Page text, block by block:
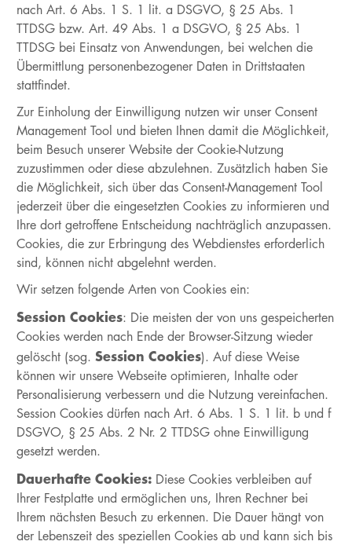
nach Art. 6 Abs. 1 S. 1 lit. a DSGVO, § 25 Abs. 1
TTDSG bzw. Art. 49 Abs. 1 a DSGVO, § 25 Abs. 1
TTDSG bei Einsatz von Anwendungen, bei welchen die
Übermittlung personenbezogener Daten in Drittstaaten
stattfindet.
Zur Einholung der Einwilligung nutzen wir unser Consent
Management Tool und bieten Ihnen damit die Möglichkeit,
beim Besuch unserer Website der Cookie-Nutzung
zuzustimmen oder diese abzulehnen. Zusätzlich haben Sie
die Möglichkeit, sich über das Consent-Management Tool
jederzeit über die eingesetzten Cookies zu informieren und
Ihre dort getroffene Entscheidung nachträglich anzupassen.
Cookies, die zur Erbringung des Webdienstes erforderlich
sind, können nicht abgelehnt werden.
Wir setzen folgende Arten von Cookies ein:
Session Cookies: Die meisten der von uns gespeicherten
Cookies werden nach Ende der Browser-Sitzung wieder
gelöscht (sog. Session Cookies). Auf diese Weise
können wir unsere Webseite optimieren, Inhalte oder
Personalisierung verbessern und die Nutzung vereinfachen.
Session Cookies dürfen nach Art. 6 Abs. 1 S. 1 lit. b und f
DSGVO, § 25 Abs. 2 Nr. 2 TTDSG ohne Einwilligung
gesetzt werden.
Dauerhafte Cookies:Diese Cookies verbleiben auf
Ihrer Festplatte und ermöglichen uns, Ihren Rechner bei
Ihrem nächsten Besuch zu erkennen. Die Dauer hängt von
der Lebenszeit des speziellen Cookies ab und kann sich bis